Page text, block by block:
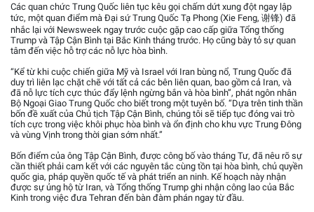
Các quan chức Trung Quốc liên tục kêu gọi chấm dứt xung đột ngay lập
tức, một quan điểm mà Đại sứ Trung Quốc Tạ Phong (Xie Feng, 谢锋) đã
nhắc lại với Newsweek ngay trước cuộc gặp cao cấp giữa Tổng thống
Trump và Tập Cận Bình tại Bắc Kinh tháng trước. Họ cũng bày tỏ sự quan
tâm đến việc hỗ trợ các nỗ lực hòa bình.
“Kể từ khi cuộc chiến giữa Mỹ và Israel với Iran bùng nổ, Trung Quốc đã
duy trì liên lạc chặt chẽ với tất cả các bên liên quan, bao gồm cả Iran, và
đã nỗ lực tích cực thúc đẩy lệnh ngừng bắn và hòa bình”, phát ngôn nhân
Bộ Ngoại Giao Trung Quốc cho biết trong một tuyên bố. “Dựa trên tinh thần
bốn đề xuất của Chủ tịch Tập Cận Bình, chúng tôi sẽ tiếp tục đóng vai trò
tích cực trong việc khôi phục hòa bình và ổn định cho khu vực Trung Đông
và vùng Vịnh trong thời gian sớm nhất.”
Bốn điểm của ông Tập Cận Bình, được công bố vào tháng Tư, đã nêu rõ sự
cần thiết phải cam kết với các nguyên tắc cùng tồn tại hòa bình, chủ quyền
quốc gia, pháp quyền quốc tế và phát triển an ninh. Kế hoạch này nhận
được sự ủng hộ từ Iran, và Tổng thống Trump ghi nhận công lao của Bắc
Kinh trong việc đưa Tehran đến bàn đàm phán ngay từ đầu.